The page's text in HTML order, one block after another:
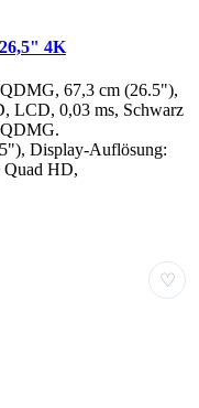
4K
67,3 cm (26.5"),
LCD, 0,03 ms, Schwarz
Display-Auflösung:
Quad HD,
♡